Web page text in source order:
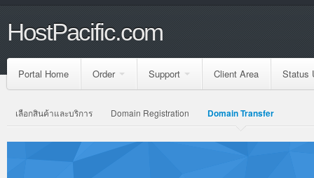
HostPacific.com
Portal Home Order Support Client Area Status
เลือกสินค้าและบริการ Domain Registration Domain Transfer